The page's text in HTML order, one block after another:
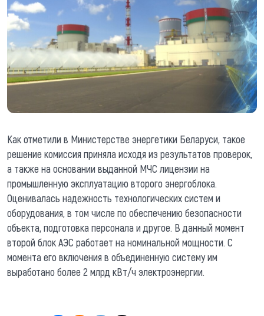
Как отметили в Министерстве энергетики Беларуси, такое
решение комиссия приняла исходя из результатов проверок,
а также на основании выданной МЧС лицензии на
промышленную эксплуатацию второго энергоблока.
Оценивалась надежность технологических систем и
оборудования, в том числе по обеспечению безопасности
объекта, подготовка персонала и другое. В данный момент
второй блок АЭС работает на номинальной мощности. С
момента его включения в объединенную систему им
выработано более 2 млрд кВт/ч электроэнергии.